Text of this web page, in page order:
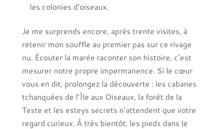
les colonies d’oiseaux.
Je me surprends encore, après trente visites, à
retenir mon souffle au premier pas sur ce rivage
nu. Écouter la marée raconter son histoire, c’est
mesurer notre propre impermanence. Si le cœur
vous en dit, prolongez la découverte : les cabanes
tchanquées de l’Île aux Oiseaux, la forêt de la
Teste et les esteys secrets n’attendent que votre
regard curieux. À très bientôt, les pieds dans le